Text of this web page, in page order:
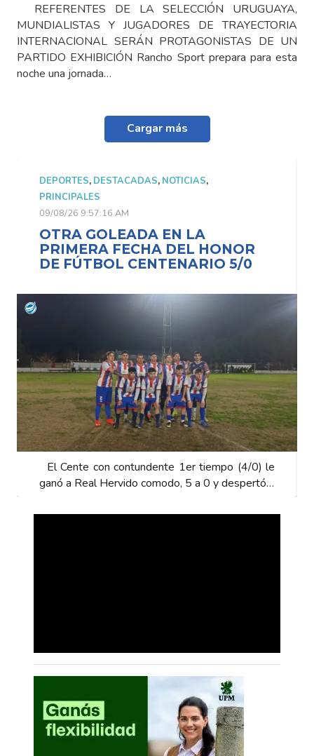
REFERENTES DE LA SELECCIÓN URUGUAYA,
MUNDIALISTAS Y JUGADORES DE TRAYECTORIA
INTERNACIONAL SERÁN PROTAGONISTAS DE UN
PARTIDO EXHIBICIÓN Rancho Sport prepara para esta
noche una jornada…
Cargar más
DEPORTES, DESTACADAS, NOTICIAS,
PRINCIPALES
09/08/26 9:57:16 AM
OTRA GOLEADA EN LA
PRIMERA FECHA DEL HONOR
DE FÚTBOL CENTENARIO 5/0
El Cente con contundente 1er tiempo (4/0) le
ganó a Real Hervido comodo, 5 a 0 y despertó…